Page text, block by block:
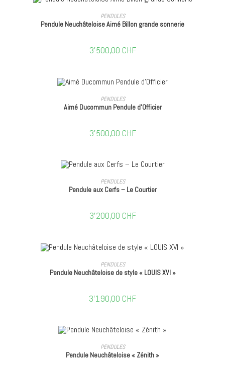
AJOUTER AU PANIER
PENDULES
Pendule Neuchâteloise Aimé Billon grande sonnerie
3'500,00 CHF
AJOUTER AU PANIER
PENDULES
Aimé Ducommun Pendule d’Officier
3'500,00 CHF
AJOUTER AU PANIER
PENDULES
Pendule aux Cerfs – Le Courtier
3'200,00 CHF
AJOUTER AU PANIER
PENDULES
Pendule Neuchâteloise de style « LOUIS XVI »
3'190,00 CHF
AJOUTER AU PANIER
PENDULES
Pendule Neuchâteloise « Zénith »